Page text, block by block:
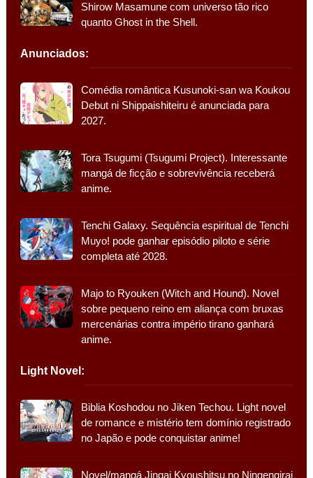
Shirow Masamune com universo tão rico
quanto Ghost in the Shell.
Anunciados:
Comédia romântica Kusunoki-san wa Koukou
Debut ni Shippaishiteiru é anunciada para
2027.
Tora Tsugumi (Tsugumi Project). Interessante
mangá de ficção e sobrevivência receberá
anime.
Tenchi Galaxy. Sequência espiritual de Tenchi
Muyo! pode ganhar episódio piloto e série
completa até 2028.
Majo to Ryouken (Witch and Hound). Novel
sobre pequeno reino em aliança com bruxas
mercenárias contra império tirano ganhará
anime.
Light Novel:
Biblia Koshodou no Jiken Techou. Light novel
de romance e mistério tem domínio registrado
no Japão e pode conquistar anime!
Novel/mangá Jingai Kyoushitsu no Ningengirai